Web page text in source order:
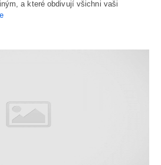
a které obdivují všichni vaši